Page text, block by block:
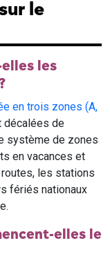
le
les
en trois zones (A,
décalées de
système de zones
en vacances et
les stations
fériés nationaux
elles le